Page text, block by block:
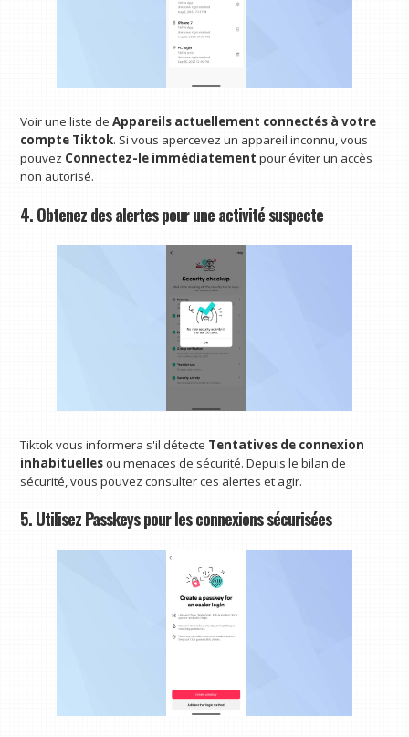
Voir une liste deAppareils actuellement connectés à votre
compte Tiktok. Si vous apercevez un appareil inconnu, vous
pouvez Connectez-le immédiatement pour éviter un accès
non autorisé.
4. Obtenez des alertes pour une activité suspecte
Tiktok vous informera s'il détecte Tentatives de connexion
inhabituellesou menaces de sécurité. Depuis le bilan de
sécurité, vous pouvez consulter ces alertes et agir.
5. Utilisez Passkeys pour les connexions sécurisées